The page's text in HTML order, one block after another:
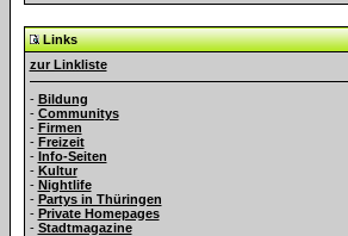
Links
zur Linkliste
- Bildung
- Communitys
- Firmen
- Freizeit
- Info-Seiten
- Kultur
- Nightlife
- Partys in Thüringen
- Private Homepages
- Stadtmagazine